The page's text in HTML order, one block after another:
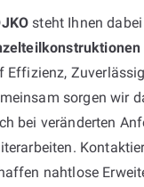
steht Ihnen
Effizienz,
sorgen wir
bei veränderten
nahtlose